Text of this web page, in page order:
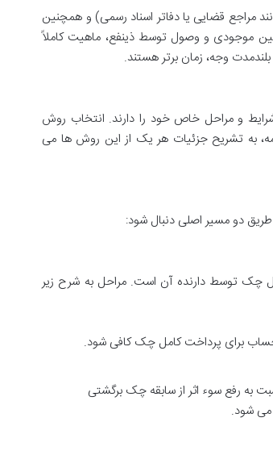
مراجع قضایی یا دفاتر اسناد رسمی) و همچنین
موجودی و وصول توسط ذینفع، ماهیت کاملاً
وجه، زمان برتر هستند.
و مراحل خاص خود را دارند. انتخاب روش
به تشریح جزئیات هر یک از این روش ها می
دو مسیر اصلی دنبال شود:
توسط دارنده آن است. مراحل به شرح زیر
برای پرداخت کامل چک کافی شود.
به رفع سوء اثر از سابقه چک برگشتی